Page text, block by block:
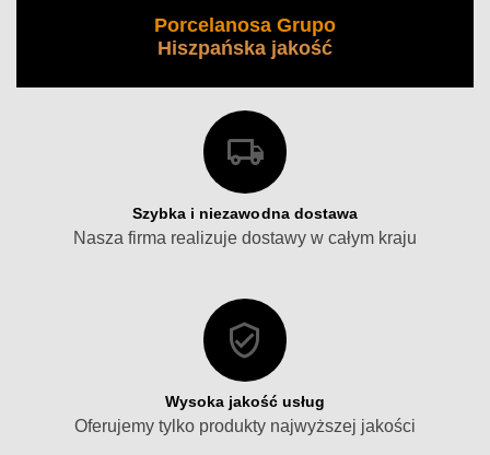
Porcelanosa Grupo
Hiszpańska jakość
Szybka i niezawodna dostawa
Nasza firma realizuje dostawy w całym kraju
Wysoka jakość usług
Oferujemy tylko produkty najwyższej jakości